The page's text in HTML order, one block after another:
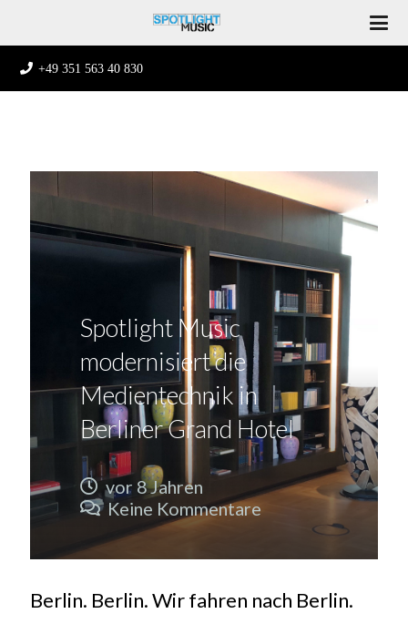
+49 351 563 40 830
Spotlight Music
modernisiert die
Medientechnik in
Berliner Grand Hotel
vor 8 Jahren
Keine Kommentare
Berlin. Berlin. Wir fahren nach Berlin.